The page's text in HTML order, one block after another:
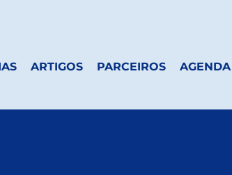
ARTIGOS PARCEIROS AGENDA